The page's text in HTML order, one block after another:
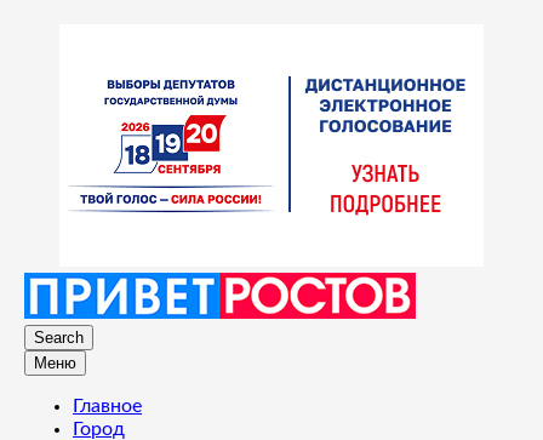
Search
Меню
Главное
Город